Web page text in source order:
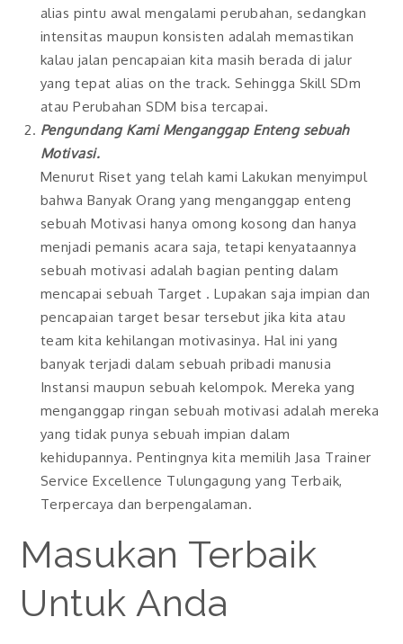
alias pintu awal mengalami perubahan, sedangkan
intensitas maupun konsisten adalah memastikan
kalau jalan pencapaian kita masih berada di jalur
yang tepat alias on the track. Sehingga Skill SDm
atau Perubahan SDM bisa tercapai.
Pengundang Kami Menganggap Enteng sebuah
Motivasi.
Menurut Riset yang telah kami Lakukan menyimpul
bahwa Banyak Orang yang menganggap enteng
sebuah Motivasi hanya omong kosong dan hanya
menjadi pemanis acara saja, tetapi kenyataannya
sebuah motivasi adalah bagian penting dalam
mencapai sebuah Target . Lupakan saja impian dan
pencapaian target besar tersebut jika kita atau
team kita kehilangan motivasinya. Hal ini yang
banyak terjadi dalam sebuah pribadi manusia
Instansi maupun sebuah kelompok. Mereka yang
menganggap ringan sebuah motivasi adalah mereka
yang tidak punya sebuah impian dalam
kehidupannya. Pentingnya kita memilih Jasa Trainer
Service Excellence Tulungagung yang Terbaik,
Terpercaya dan berpengalaman.
Masukan Terbaik
Untuk Anda